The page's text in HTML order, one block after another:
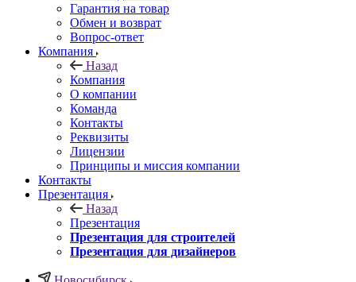
Гарантия на товар
Обмен и возврат
Вопрос-ответ
Компания
Назад
Компания
О компании
Команда
Контакты
Реквизиты
Лицензии
Принципы и миссия компании
Контакты
Презентация
Назад
Презентация
Презентация для строителей
Презентация для дизайнеров